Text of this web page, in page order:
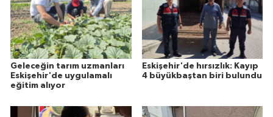
Geleceğin tarım uzmanları
Eskişehir'de uygulamalı
eğitim alıyor
Eskişehir'de hırsızlık: Kayıp
4 büyükbaştan biri bulundu